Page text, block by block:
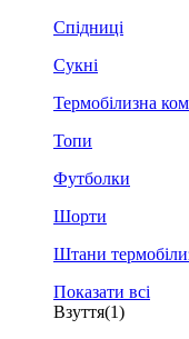
Спідниці
Сукні
Термобілизна
Топи
Футболки
Шорти
Штани
Показати всі
Взуття(1)